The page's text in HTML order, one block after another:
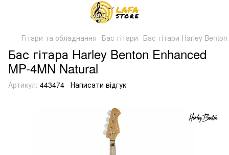
Гітари та обладнання Бас-гітари Бас-гітари Harley Benton
Бас гітара Harley Benton Enhanced
MP-4MN Natural
Артикул: 443474 Написати відгук